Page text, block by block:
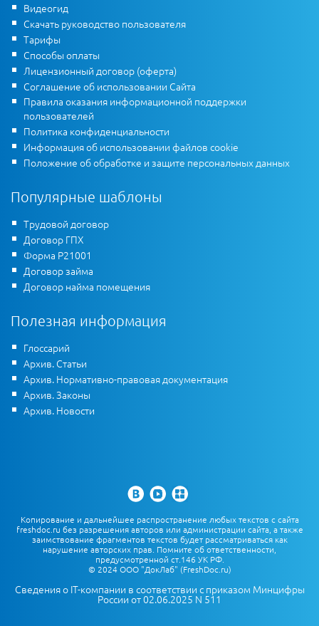
Видеогид
Скачать руководство пользователя
Тарифы
Способы оплаты
Лицензионный договор (оферта)
Соглашение об использовании Сайта
Правила оказания информационной поддержки
пользователей
Политика конфиденциальности
Информация об использовании файлов cookie
Положение об обработке и защите персональных данных
Популярные шаблоны
Трудовой договор
Договор ГПХ
Форма Р21001
Договор займа
Договор найма помещения
Полезная информация
Глоссарий
Архив. Статьи
Архив. Нормативно-правовая документация
Архив. Законы
Архив. Новости
Копирование и дальнейшее распространение любых текстов с сайта
freshdoc.ru без разрешения авторов или администрации сайта, а также
заимствование фрагментов текстов будет рассматриваться как
нарушение авторских прав. Помните об ответственности,
предусмотренной ст.146 УК РФ.
© 2024 ООО "ДокЛаб" (FreshDoc.ru)
Сведения о IT-компании в соответствии с приказом Минцифры
России от 02.06.2025 N 511